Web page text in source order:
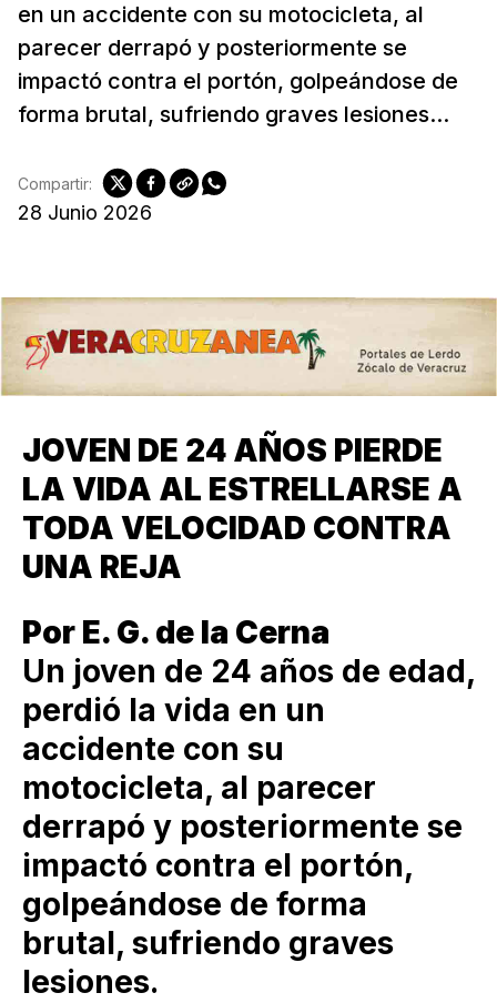
en un accidente con su motocicleta, al
parecer derrapó y posteriormente se
impactó contra el portón, golpeándose de
forma brutal, sufriendo graves lesiones...
28 Junio 2026
Compartir:
JOVEN DE 24 AÑOS PIERDE
LA VIDA AL ESTRELLARSE A
TODA VELOCIDAD CONTRA
UNA REJA
Por E. G. de la Cerna
Un joven de 24 años de edad,
perdió la vida en un
accidente con su
motocicleta, al parecer
derrapó y posteriormente se
impactó contra el portón,
golpeándose de forma
brutal, sufriendo graves
lesiones.